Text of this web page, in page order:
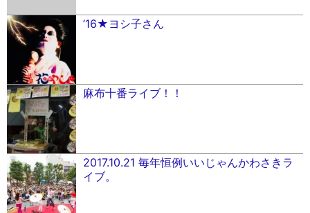
’16★ヨシ子さん
麻布十番ライブ！！
2017.10.21 毎年恒例いいじゃんかわさきラ
イブ。